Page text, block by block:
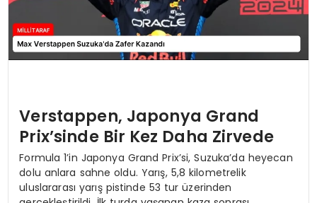
Verstappen, Japonya Grand
Prix’sinde Bir Kez Daha Zirvede
Formula 1’in Japonya Grand Prix’si, Suzuka’da heyecan
dolu anlara sahne oldu. Yarış, 5,8 kilometrelik
uluslararası yarış pistinde 53 tur üzerinden